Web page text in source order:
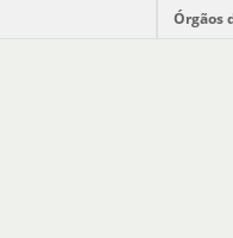
Órgãos